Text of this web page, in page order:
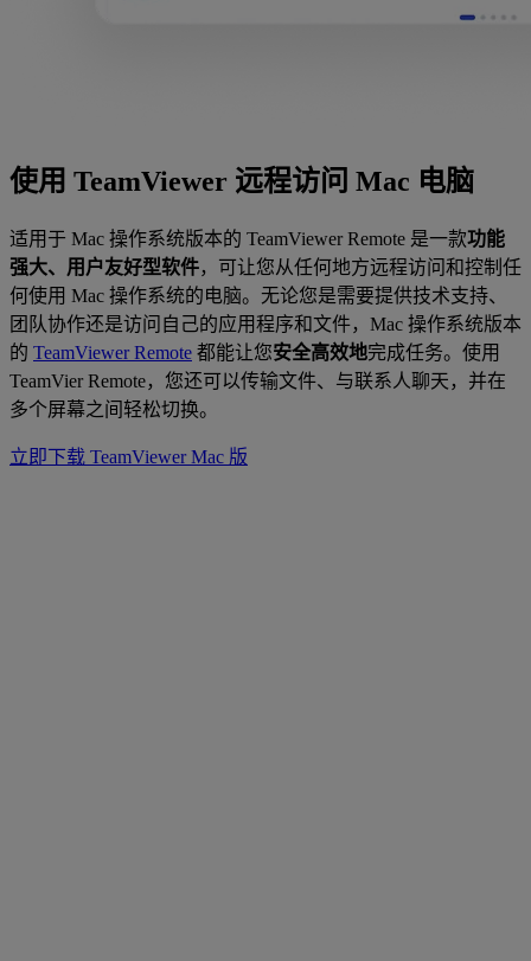
使用 TeamViewer 远程访问 Mac 电脑
适用于 Mac 操作系统版本的 TeamViewer Remote 是一款功能
强大、用户友好型软件，可让您从任何地方远程访问和控制任
何使用 Mac 操作系统的电脑。无论您是需要提供技术支持、
团队协作还是访问自己的应用程序和文件，Mac 操作系统版本
的 TeamViewer Remote 都能让您安全高效地完成任务。使用
TeamVier Remote，您还可以传输文件、与联系人聊天，并在
多个屏幕之间轻松切换。
立即下载 TeamViewer Mac 版